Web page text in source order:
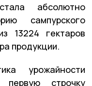
абсолютно
сампурского
13224 гектаров
продукции.
урожайности
строчку